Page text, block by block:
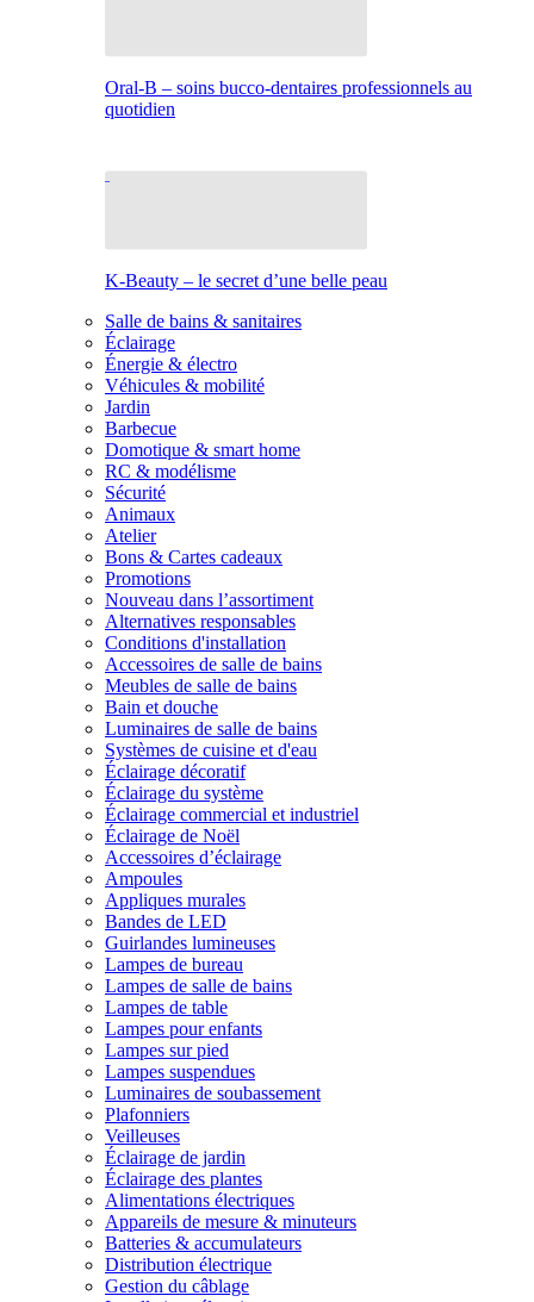
Oral-B – soins bucco-dentaires professionnels au
quotidien
K-Beauty – le secret d’une belle peau
Salle de bains & sanitaires
Éclairage
Énergie & électro
Véhicules & mobilité
Jardin
Barbecue
Domotique & smart home
RC & modélisme
Sécurité
Animaux
Atelier
Bons & Cartes cadeaux
Promotions
Nouveau dans l’assortiment
Alternatives responsables
Conditions d'installation
Accessoires de salle de bains
Meubles de salle de bains
Bain et douche
Luminaires de salle de bains
Systèmes de cuisine et d'eau
Éclairage décoratif
Éclairage du système
Éclairage commercial et industriel
Éclairage de Noël
Accessoires d’éclairage
Ampoules
Appliques murales
Bandes de LED
Guirlandes lumineuses
Lampes de bureau
Lampes de salle de bains
Lampes de table
Lampes pour enfants
Lampes sur pied
Lampes suspendues
Luminaires de soubassement
Plafonniers
Veilleuses
Éclairage de jardin
Éclairage des plantes
Alimentations électriques
Appareils de mesure & minuteurs
Batteries & accumulateurs
Distribution électrique
Gestion du câblage